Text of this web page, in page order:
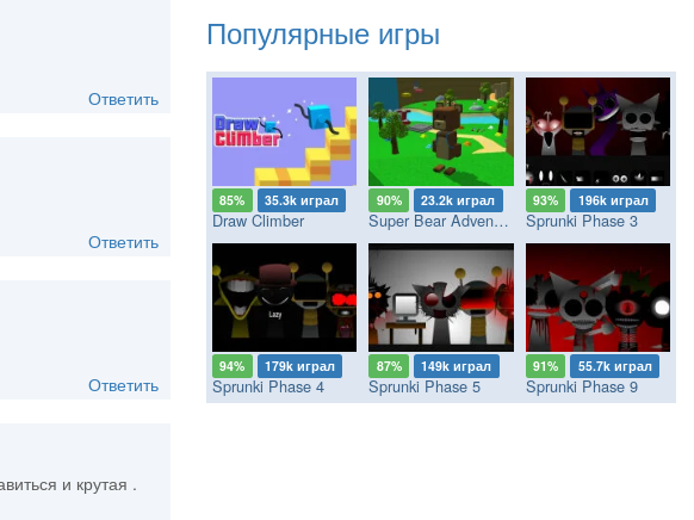
Ответить
Ответить
Ответить
и крутая .
Популярные игры
85% 35.3k играл
Draw Climber
90% 23.2k играл
Super Bear Adventure
93% 196k играл
Sprunki Phase 3
94% 179k играл
Sprunki Phase 4
87% 149k играл
Sprunki Phase 5
91% 55.7k играл
Sprunki Phase 9